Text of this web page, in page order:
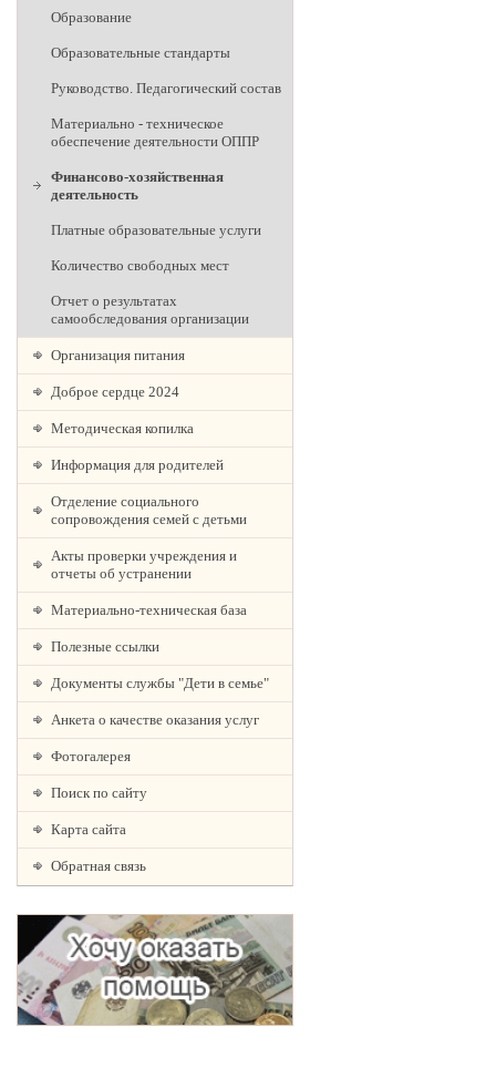
Образование
Образовательные стандарты
Руководство. Педагогический состав
Материально - техническое
обеспечение деятельности ОППР
Финансово-хозяйственная
деятельность
Платные образовательные услуги
Количество свободных мест
Отчет о результатах
самообследования организации
Организация питания
Доброе сердце 2024
Методическая копилка
Информация для родителей
Отделение социального
сопровождения семей с детьми
Акты проверки учреждения и
отчеты об устранении
Материально-техническая база
Полезные ссылки
Документы службы "Дети в семье"
Анкета о качестве оказания услуг
Фотогалерея
Поиск по сайту
Карта сайта
Обратная связь